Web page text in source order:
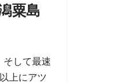
粟島
して最速
上にアツ